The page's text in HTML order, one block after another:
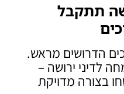
תתקבל
הדרושים מראש.
לדיני ירושה –
בצורה מדויקת